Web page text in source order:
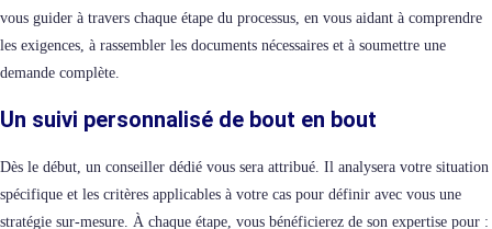
vous guider à travers chaque étape du processus, en vous aidant à comprendre
les exigences, à rassembler les documents nécessaires et à soumettre une
demande complète.
Un suivi personnalisé de bout en bout
Dès le début, un conseiller dédié vous sera attribué. Il analysera votre situation
spécifique et les critères applicables à votre cas pour définir avec vous une
stratégie sur-mesure. À chaque étape, vous bénéficierez de son expertise pour :